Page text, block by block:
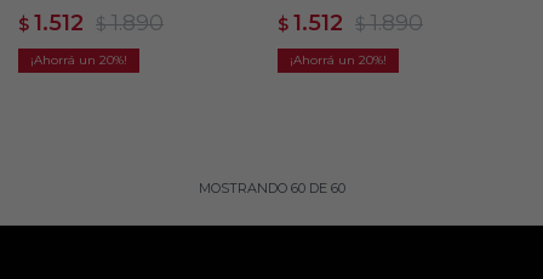
$ 1.512 $ 1.890
20
$ 1.512 $ 1.890
20
MOSTRANDO 60DE 60